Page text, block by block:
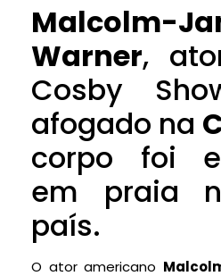
Malcolm-
Warner,
Cosby
afogado na
corpo foi
em praia
país.
O ator americano